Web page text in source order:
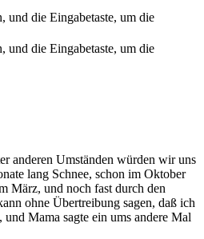
und die Eingabetaste, um die
und die Eingabetaste, um die
anderen Umständen würden wir uns
lang Schnee, schon im Oktober
März, und noch fast durch den
ohne Übertreibung sagen, daß ich
Mama sagte ein ums andere Mal